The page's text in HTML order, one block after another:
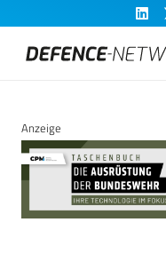
Anzeige